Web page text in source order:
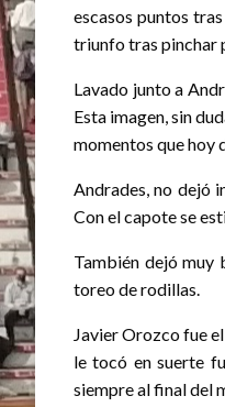
escasos puntos
triunfo tras pinchar
Lavado junto a
Esta imagen, sin
momentos que hoy
Andrades, no dejó
Con el capote se
También dejó muy
toreo de rodillas.
Javier Orozco fue
le tocó en suerte
siempre al final del